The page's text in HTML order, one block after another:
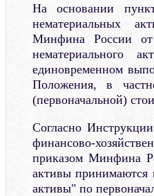
На основании
нематериальных
Минфина России
нематериального
единовременном
Положения, в
(первоначальной)
Согласно
финансово-
приказом Минфина
активы принимаются
активы" по